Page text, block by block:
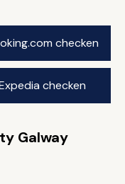
checken
checken
Galway